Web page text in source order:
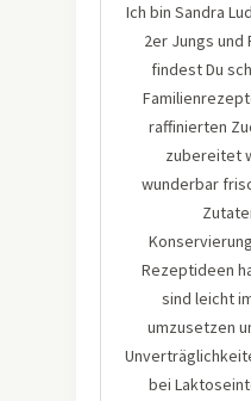
Ich bin Sandra
2er Jungs
findest Du
raffinierten
zubereitet
wunderbar
Rezeptideen
sind leicht
umzusetzen
bei